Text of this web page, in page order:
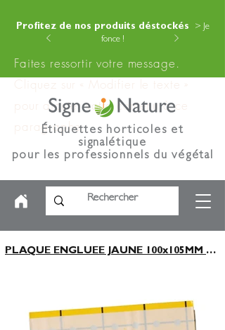
Profitez de nos produits déstockés
> Je
fonce !
Faites ressortir votre message.
Cliquez sur « Modifier le texte »
pour ajouter votre contenu à ce
paragraphe.
Étiquettes horticoles et
signalétique
pour les professionnels du végétal
PLAQUE ENGLUEE JAUNE 100x105MM x200